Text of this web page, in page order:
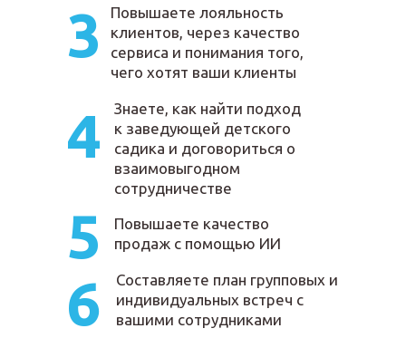
Повышаете лояльность
клиентов, через качество
сервиса и понимания того,
чего хотят ваши клиенты
Знаете, как найти подход
к заведующей детского
садика и договориться о
взаимовыгодном
сотрудничестве
Составляете план групповых и
индивидуальных встреч с
вашими сотрудниками
Повышаете качество
продаж с помощью ИИ
5
3
4
6